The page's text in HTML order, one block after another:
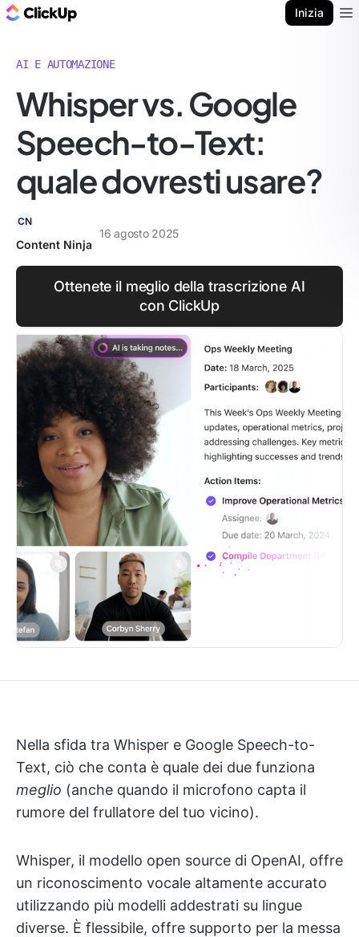
Inizia
AI E AUTOMAZIONE
Whisper vs. Google
Speech-to-Text:
quale dovresti usare?
CN
Content Ninja
16 agosto 2025
Ottenete il meglio della trascrizione AI
con ClickUp
Nella sfida tra Whisper e Google Speech-to-
Text, ciò che conta è quale dei due funziona
meglio (anche quando il microfono capta il
rumore del frullatore del tuo vicino).
Whisper, il modello open source di OpenAI, offre
un riconoscimento vocale altamente accurato
utilizzando più modelli addestrati su lingue
diverse. È flessibile, offre supporto per la messa